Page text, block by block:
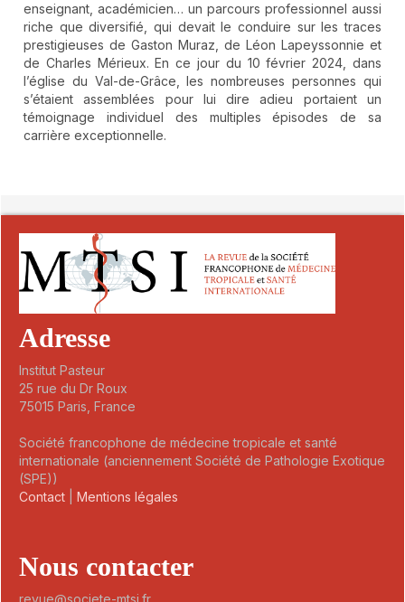
enseignant, académicien… un parcours professionnel aussi
riche que diversifié, qui devait le conduire sur les traces
prestigieuses de Gaston Muraz, de Léon Lapeyssonnie et
de Charles Mérieux. En ce jour du 10 février 2024, dans
l’église du Val-de-Grâce, les nombreuses personnes qui
s’étaient assemblées pour lui dire adieu portaient un
témoignage individuel des multiples épisodes de sa
carrière exceptionnelle.
Adresse
Institut Pasteur
25 rue du Dr Roux
75015 Paris, France
Société francophone de médecine tropicale et santé
internationale (anciennement Société de Pathologie Exotique
(SPE))
Contact
Mentions légales
Nous contacter
revue@societe-mtsi.fr